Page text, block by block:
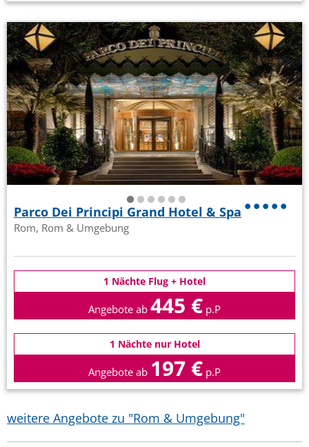
Parco Dei Principi Grand Hotel & Spa
Rom, Rom & Umgebung
1 Nächte Flug + Hotel
Angebote ab 445 € p.P
1 Nächte nur Hotel
Angebote ab 197 € p.P
weitere Angebote zu "Rom & Umgebung"